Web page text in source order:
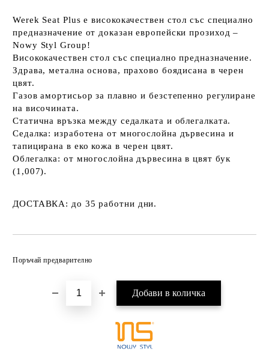
Werek Seat Plus e висококачествен стол със специално
предназначение от доказан европейски прозиход –
Nowy Styl Group!
Висококачествен стол със специално предназначение.
Здрава, метална основа, прахово боядисана в черен
цвят.
Газов амортисьор за плавно и безстепенно регулиране
на височината.
Статична връзка между седалката и облегалката.
Седалка: изработена от многослойна дървесина и
тапицирана в еко кожа в черен цвят.
Облегалка: от многослойна дървесина в цвят бук
(1,007).
ДОСТАВКА: до 35 работни дни.
Поръчай предварително